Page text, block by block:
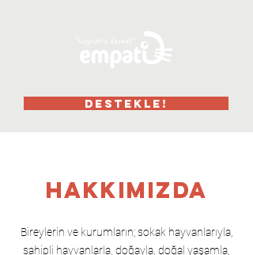
DESTEKLE!
HAKKIMIZDA
Bireylerin ve kurumların; sokak hayvanlarıyla,
sahipli hayvanlarla, doğayla, doğal yaşamla,